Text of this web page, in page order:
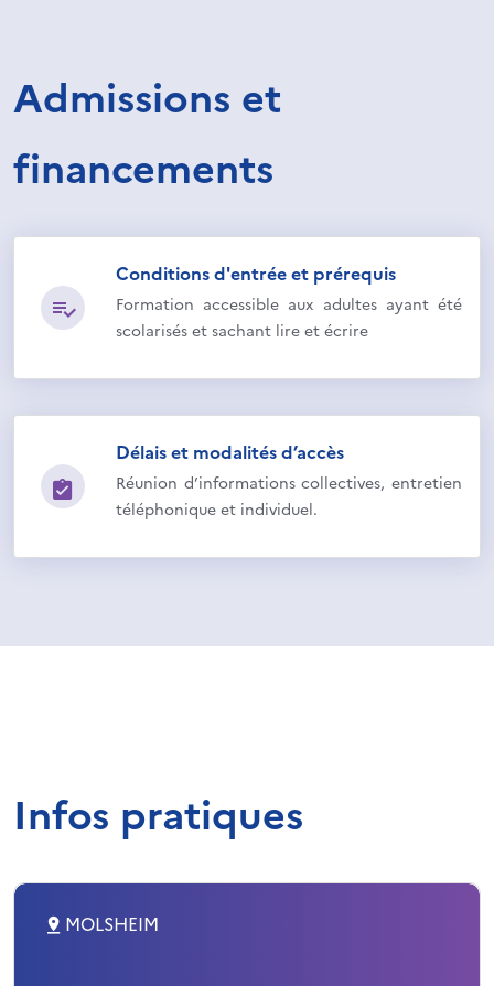
Admissions et
financements
Conditions d'entrée et prérequis
Formation accessible aux adultes ayant été
scolarisés et sachant lire et écrire
Délais et modalités d’accès
Réunion d’informations collectives, entretien
téléphonique et individuel.
Infos pratiques
MOLSHEIM